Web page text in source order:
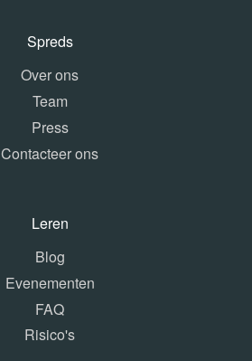
Spreds
Over ons
Team
Press
Contacteer ons
Leren
Blog
Evenementen
FAQ
Risico's